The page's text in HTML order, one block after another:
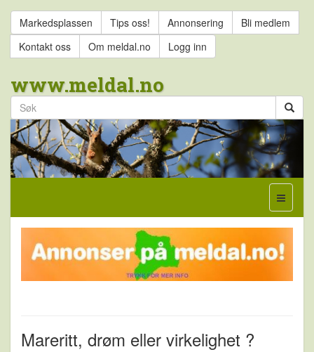
Markedsplassen Tips oss! Annonsering
Bli medlem
Kontakt oss
Om meldal.no Logg inn
www.meldal.no
Mareritt, drøm eller virkelighet ?